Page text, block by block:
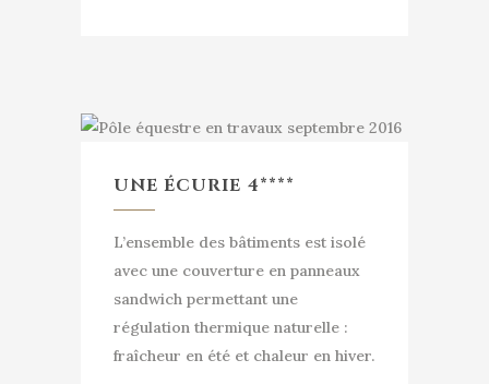
UNE ÉCURIE 4****
L’ensemble des bâtiments est isolé
avec une couverture en panneaux
sandwich permettant une
régulation thermique naturelle :
fraîcheur en été et chaleur en hiver.